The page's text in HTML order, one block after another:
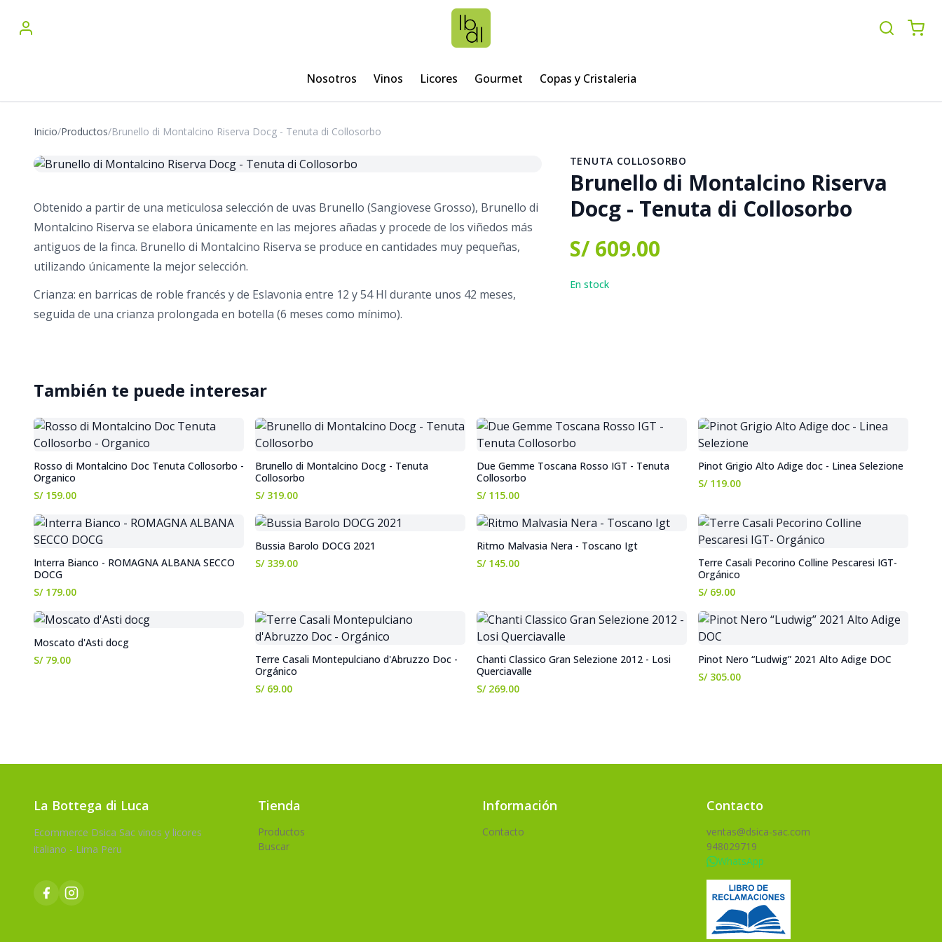
Nosotros Vinos Licores Gourmet Copas y Cristaleria
Inicio/Productos/Brunello di Montalcino Riserva Docg - Tenuta di Collosorbo
TENUTA COLLOSORBO
Brunello di Montalcino Riserva
Docg - Tenuta di Collosorbo
S/ 609.00
En stock
Obtenido a partir de una meticulosa selección de uvas Brunello (Sangiovese Grosso), Brunello di
Montalcino Riserva se elabora únicamente en las mejores añadas y procede de los viñedos más
antiguos de la finca. Brunello di Montalcino Riserva se produce en cantidades muy pequeñas,
utilizando únicamente la mejor selección.
Crianza: en barricas de roble francés y de Eslavonia entre 12 y 54 Hl durante unos 42 meses,
seguida de una crianza prolongada en botella (6 meses como mínimo).
También te puede interesar
Rosso di Montalcino Doc Tenuta Collosorbo -
Organico
S/ 159.00
Brunello di Montalcino Docg - Tenuta
Collosorbo
S/ 319.00
Due Gemme Toscana Rosso IGT - Tenuta
Collosorbo
S/ 115.00
Pinot Grigio Alto Adige doc - Linea Selezione
S/ 119.00
Interra Bianco - ROMAGNA ALBANA SECCO
DOCG
S/ 179.00
Bussia Barolo DOCG 2021
S/ 339.00
Ritmo Malvasia Nera - Toscano Igt
S/ 145.00
Terre Casali Pecorino Colline Pescaresi IGT-
Orgánico
S/ 69.00
Moscato d'Asti docg
S/ 79.00
Terre Casali Montepulciano d'Abruzzo Doc -
Orgánico
S/ 69.00
Chanti Classico Gran Selezione 2012 - Losi
Querciavalle
S/ 269.00
Pinot Nero “Ludwig” 2021 Alto Adige DOC
S/ 305.00
La Bottega di Luca
Ecommerce Dsica Sac vinos y licores
italiano - Lima Peru
Tienda
Productos
Buscar
Información
Contacto
Contacto
ventas@dsica-sac.com
948029719
WhatsApp